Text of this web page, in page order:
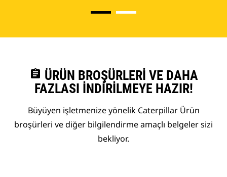
assignment ÜRÜN BROŞÜRLERI VE DAHA
FAZLASI İNDIRILMEYE HAZIR!
Büyüyen işletmenize yönelik Caterpillar Ürün
broşürleri ve diğer bilgilendirme amaçlı belgeler sizi
bekliyor.